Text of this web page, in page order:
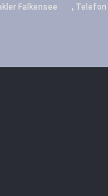
Falkensee , Telefon